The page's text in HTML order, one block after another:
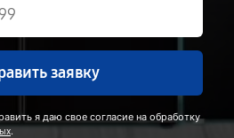
заявку
я даю свое согласие на обработку
.